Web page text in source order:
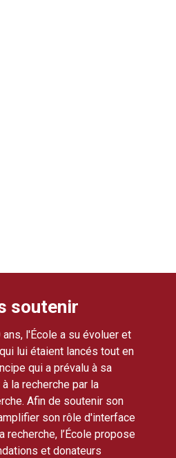
soutenir
l'École a su évoluer et
lui étaient lancés tout en
qui a prévalu à sa
la recherche par la
Afin de soutenir son
son rôle d'interface
recherche, l’École propose
et donateurs